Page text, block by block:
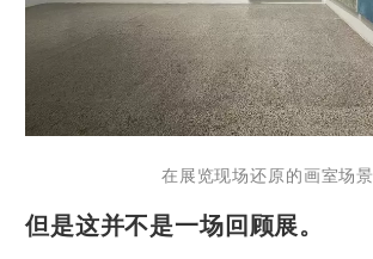
在展览现场还原的画室场景
但是这并不是一场回顾展。